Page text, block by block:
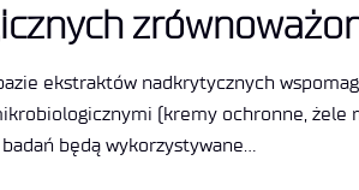
ekstraktów nadkrytycznych
(kremy ochronne, żele
będą wykorzystywane…